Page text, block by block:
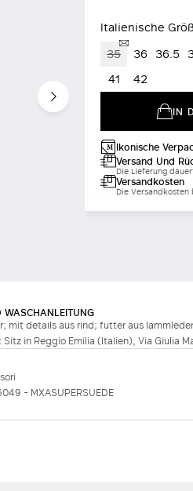
Italienische
35 36 36.5
41
42
IN
Ikonische
Versand Und
Die Lieferung
Versandkosten
Die Versandkosten
WASCHANLEITUNG
mit details aus rind; futter aus
Sitz in Reggio Emilia (Italien), Via Giulia
- MXASUPERSUEDE